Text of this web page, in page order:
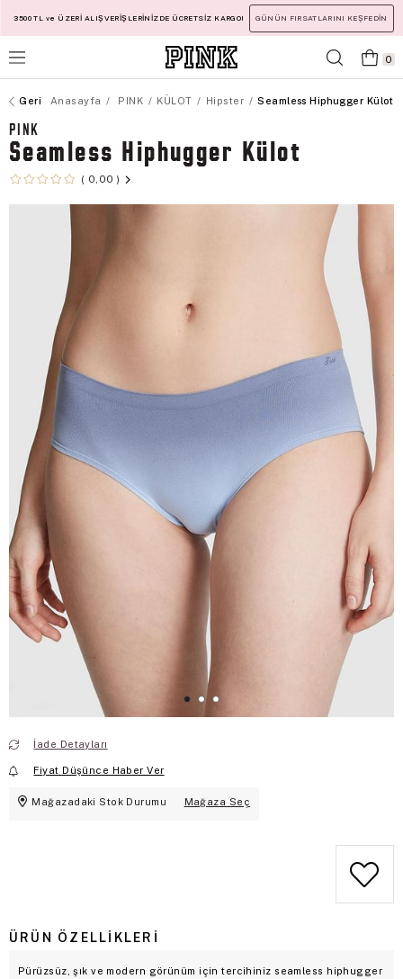
3500 TL ve ÜZERİ ALIŞVERİŞLERİNİZDE ÜCRETSİZ KARGO! GÜNÜN FIRSATLARINI KEŞFEDİN
0
Anasayfa PINK KÜLOT Hipster Seamless Hiphugger Külot
PINK
Seamless Hiphugger Külot
0,00
İade Detayları
Fiyat Düşünce Haber Ver
Mağazadaki Stok Durumu Mağaza Seç
ÜRÜN ÖZELLIKLERI
Pürüzsüz, şık ve modern görünüm için tercihiniz seamless hiphugger